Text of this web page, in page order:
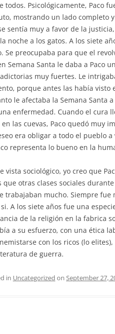
todos. Psicológicamente, Paco
mostrando un lado completo
sentía muy a favor de la
noche a los gatos. A los siete
Se preocupaba para que el
Semana Santa le daba a Paco
muy fuertes. Le
porque antes las había visto
le afectaba la Semana Santa
enfermedad. Cuando el cura
las cuevas, Paco quedó muy
era obligar a todo el pueblo
representa lo bueno en la
vista sociológico, yo creo que
otras clases sociales
trabajaban mucho. Siempre
A los siete años fue una
de la religión en la fabrica
a su esfuerzo, con una ética
con los ricos (lo
de guerra.
in Uncategorized on September 27,